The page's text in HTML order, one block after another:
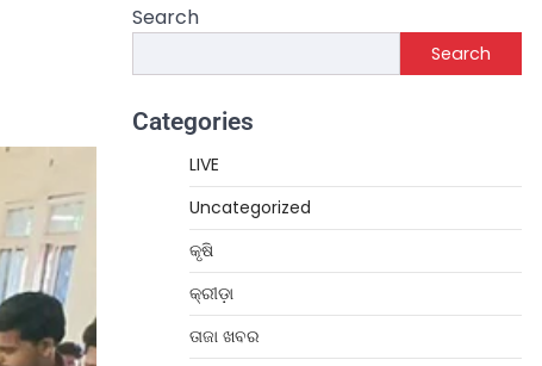
Search
Search
Categories
LIVE
Uncategorized
କୃଷି
କ୍ରୀଡ଼ା
ତାଜା ଖବର